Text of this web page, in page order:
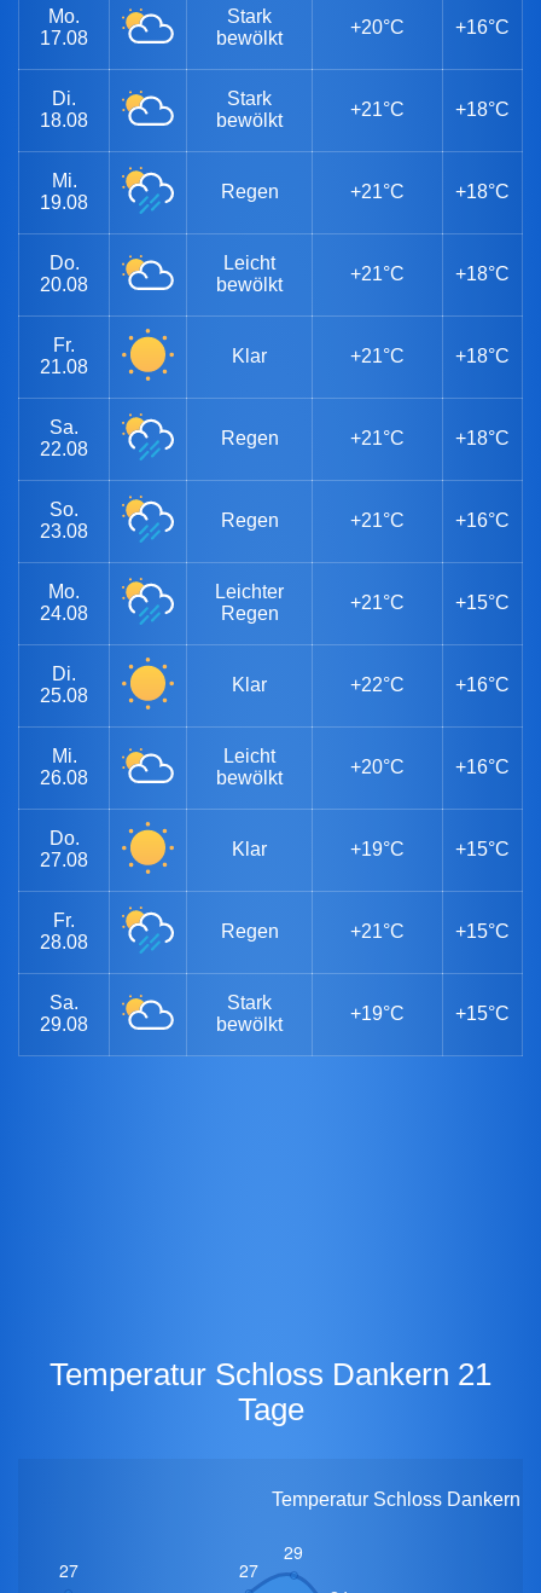
Mo.
17.08
Stark
bewölkt
+20°C +16°C
Di.
18.08
Stark
bewölkt
+21°C +18°C
Mi.
19.08
Regen +21°C +18°C
Do.
20.08
Leicht
bewölkt
+21°C +18°C
Fr.
21.08
Klar +21°C +18°C
Sa.
22.08
Regen +21°C +18°C
So.
23.08
Regen +21°C +16°C
Mo.
24.08
Leichter
Regen
+21°C +15°C
Di.
25.08
Klar +22°C +16°C
Mi.
26.08
Leicht
bewölkt
+20°C +16°C
Do.
27.08
Klar +19°C +15°C
Fr.
28.08
Regen +21°C +15°C
Sa.
29.08
Stark
bewölkt
+19°C +15°C
Temperatur Schloss Dankern 21
Tage
Temperatur Schloss Dankern